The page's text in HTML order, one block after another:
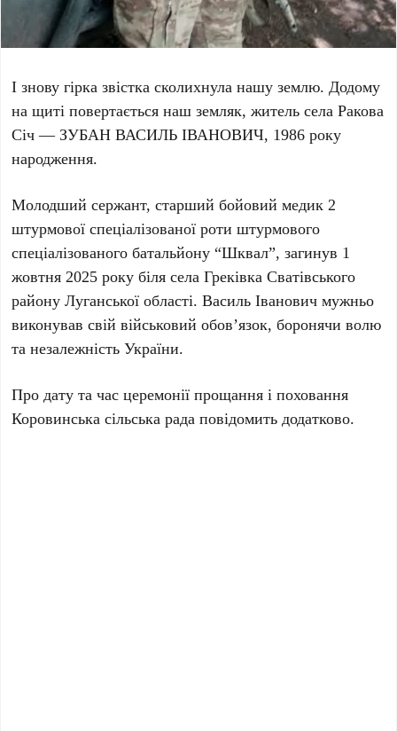
І знову гірка звістка сколихнула нашу землю. Додому
на щиті повертається наш земляк, житель села Ракова
Січ — ЗУБАН ВАСИЛЬ ІВАНОВИЧ, 1986 року
народження.
Молодший сержант, старший бойовий медик 2
штурмової спеціалізованої роти штурмового
спеціалізованого батальйону “Шквал”, загинув 1
жовтня 2025 року біля села Греківка Сватівського
району Луганської області. Василь Іванович мужньо
виконував свій військовий обов’язок, боронячи волю
та незалежність України.
Про дату та час церемонії прощання і поховання
Коровинська сільська рада повідомить додатково.